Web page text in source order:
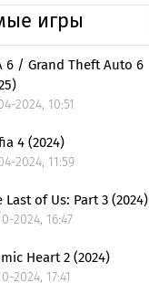
игры
6 / Grand Theft Auto 6
2024, 10:51
4 (2024)
2024, 11:59
Last of Us: Part 3 (2024)
2024, 16:47
Heart 2 (2024)
2024, 17:41